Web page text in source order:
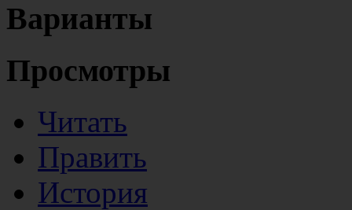
Варианты
Просмотры
Читать
Править
История